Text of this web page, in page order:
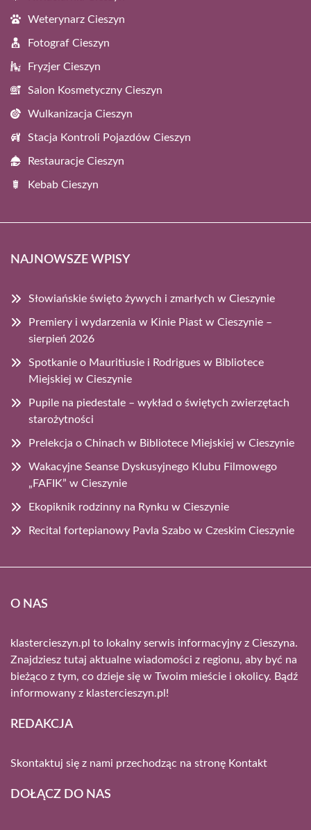
Weterynarz Cieszyn
Fotograf Cieszyn
Fryzjer Cieszyn
Salon Kosmetyczny Cieszyn
Wulkanizacja Cieszyn
Stacja Kontroli Pojazdów Cieszyn
Restauracje Cieszyn
Kebab Cieszyn
NAJNOWSZE WPISY
Słowiańskie święto żywych i zmarłych w Cieszynie
Premiery i wydarzenia w Kinie Piast w Cieszynie –
sierpień 2026
Spotkanie o Mauritiusie i Rodrigues w Bibliotece
Miejskiej w Cieszynie
Pupile na piedestale – wykład o świętych zwierzętach
starożytności
Prelekcja o Chinach w Bibliotece Miejskiej w Cieszynie
Wakacyjne Seanse Dyskusyjnego Klubu Filmowego
„FAFIK” w Cieszynie
Ekopiknik rodzinny na Rynku w Cieszynie
Recital fortepianowy Pavla Szabo w Czeskim Cieszynie
O NAS
klastercieszyn.pl to lokalny serwis informacyjny z Cieszyna.
Znajdziesz tutaj aktualne wiadomości z regionu, aby być na
bieżąco z tym, co dzieje się w Twoim mieście i okolicy. Bądź
informowany z klastercieszyn.pl!
REDAKCJA
Skontaktuj się z nami przechodząc na stronę Kontakt
DOŁĄCZ DO NAS